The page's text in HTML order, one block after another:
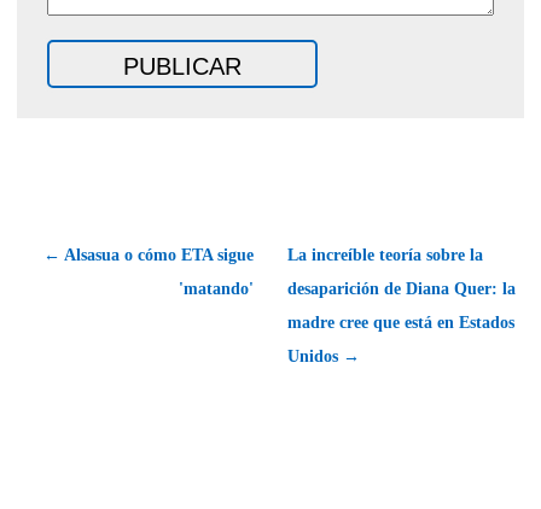
← Alsasua o cómo ETA sigue
'matando'
La increíble teoría sobre la
desaparición de Diana Quer: la
madre cree que está en Estados
Unidos →